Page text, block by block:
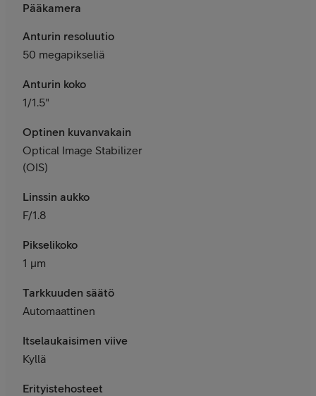
Pääkamera
Anturin resoluutio
50 megapikseliä
Anturin koko
1/1.5"
Optinen kuvanvakain
Optical Image Stabilizer
(OIS)
Linssin aukko
F/1.8
Pikselikoko
1 μm
Tarkkuuden säätö
Automaattinen
Itselaukaisimen viive
Kyllä
Erityistehosteet